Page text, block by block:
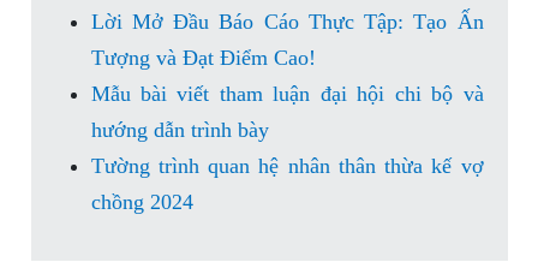
Lời Mở Đầu Báo Cáo Thực Tập: Tạo Ấn
Tượng và Đạt Điểm Cao!
Mẫu bài viết tham luận đại hội chi bộ và
hướng dẫn trình bày
Tường trình quan hệ nhân thân thừa kế vợ
chồng 2024